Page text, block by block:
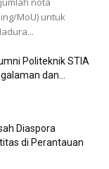
MoU) untuk
Politeknik STIA
dan...
Diaspora
di Perantauan